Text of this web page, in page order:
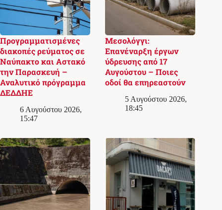
Προγραμματισμένες
διακοπές ρεύματος σε
Ναύπακτο και Αστακό
την Παρασκευή –
Αναλυτικό πρόγραμμα
ΔΕΔΔΗΕ
6 Αυγούστου 2026,
15:47
Μεσολόγγι:
Επανέναρξη έργων
ύδρευσης από 17
Αυγούστου – Ποιες
οδοί θα επηρεαστούν
5 Αυγούστου 2026,
18:45